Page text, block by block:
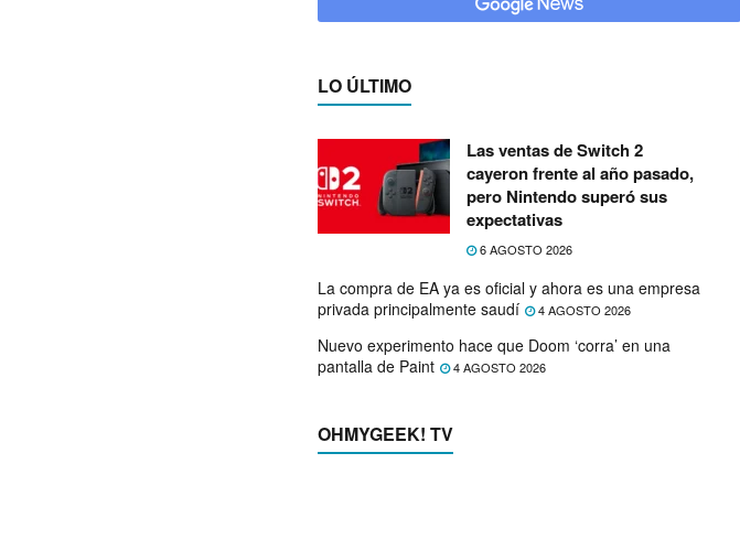
LO ÚLTIMO
Las ventas de Switch 2
cayeron frente al año pasado,
pero Nintendo superó sus
expectativas
6 AGOSTO 2026
La compra de EA ya es oficial y ahora es una empresa
privada principalmente saudí
4 AGOSTO 2026
Nuevo experimento hace que Doom ‘corra’ en una
pantalla de Paint
4 AGOSTO 2026
OHMYGEEK! TV